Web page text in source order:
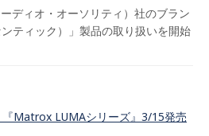
ディオ・オーソリティ）社のブラン
ティック）」製品の取り扱いを開始
Matrox LUMAシリーズ』3/15発売